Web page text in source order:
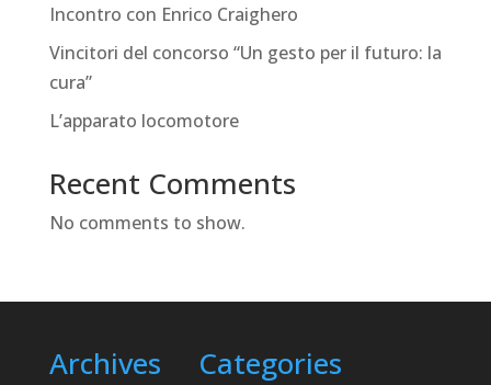
Incontro con Enrico Craighero
Vincitori del concorso “Un gesto per il futuro: la
cura”
L’apparato locomotore
Recent Comments
No comments to show.
Archives Categories